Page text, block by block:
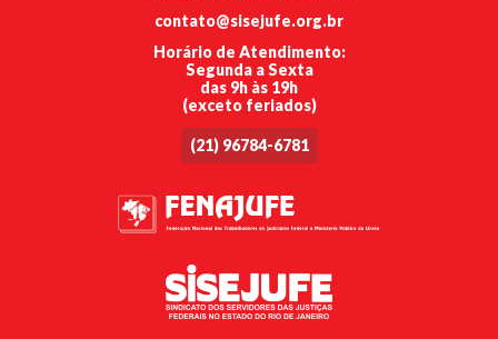
contato@sisejufe.org.br
Horário de Atendimento:
Segunda a Sexta
das 9h às 19h
(exceto feriados)
(21) 96784-6781